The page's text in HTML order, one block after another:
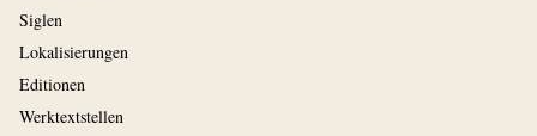
Siglen
Lokalisierungen
Editionen
Werktextstellen